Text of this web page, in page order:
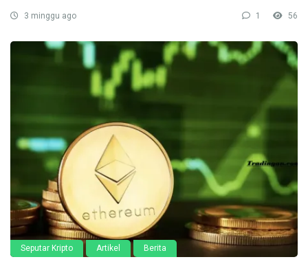
3 minggu ago 1 56
Seputar Kripto Artikel Berita